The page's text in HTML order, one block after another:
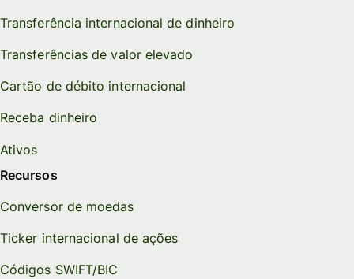
Transferência internacional de dinheiro
Transferências de valor elevado
Cartão de débito internacional
Receba dinheiro
Ativos
Recursos
Conversor de moedas
Ticker internacional de ações
Códigos SWIFT/BIC